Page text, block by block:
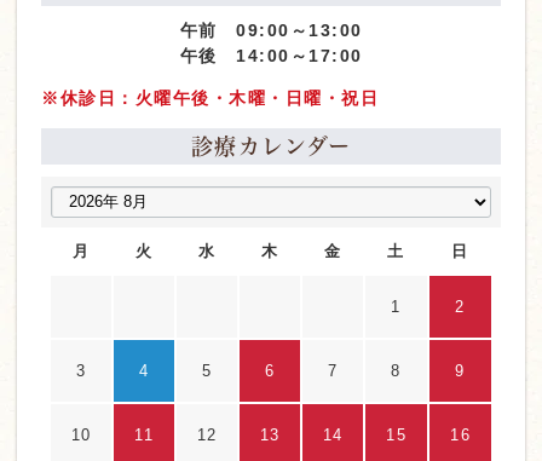
午前 09:00～13:00
午後 14:00～17:00
※休診日：火曜午後・木曜・日曜・祝日
診療カレンダー
月 火 水 木 金 土 日
1 2
3 4 5 6 7 8 9
10 11 12 13 14 15 16